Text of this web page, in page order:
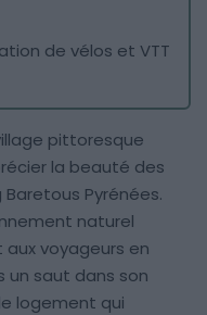
de vélos et VTT
pittoresque
la beauté des
Pyrénées.
naturel
voyageurs en
un saut dans son
logement qui